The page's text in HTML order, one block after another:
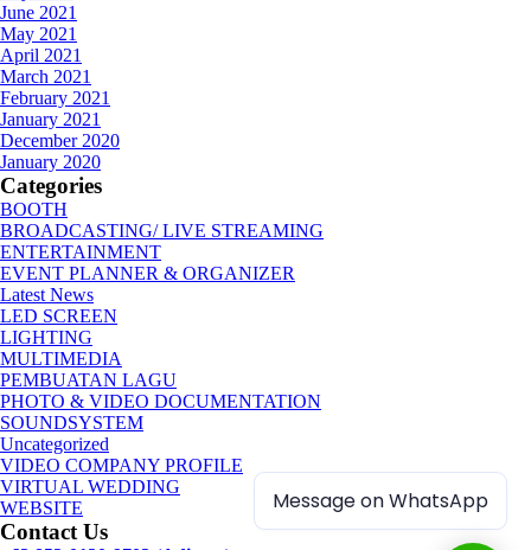
June 2021
May 2021
April 2021
March 2021
February 2021
January 2021
December 2020
January 2020
Categories
BOOTH
BROADCASTING/ LIVE STREAMING
ENTERTAINMENT
EVENT PLANNER & ORGANIZER
Latest News
LED SCREEN
LIGHTING
MULTIMEDIA
PEMBUATAN LAGU
PHOTO & VIDEO DOCUMENTATION
SOUNDSYSTEM
Uncategorized
VIDEO COMPANY PROFILE
VIRTUAL WEDDING
WEBSITE
Contact Us
Message on WhatsApp